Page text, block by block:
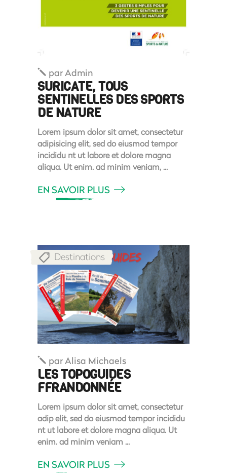
parAdmin
SURICATE, TOUS
SENTINELLES DES SPORTS
DE NATURE
Lorem ipsum dolor sit amet, consectetur
adipisicing elit, sed do eiusmod tempor
incididu nt ut labore et dolore magna
aliqua. Ut enim. ad minim veniam,
EN SAVOIR PLUS
Destinations
parAlisa Michaels
LES TOPOGUIDES
FFRANDONNÉE
Lorem ipsum dolor sit amet, consectetur
adip elit, sed do eiusmod tempor incididu
nt ut labore et dolore magna aliqua. Ut
enim. ad minim veniam
EN SAVOIR PLUS